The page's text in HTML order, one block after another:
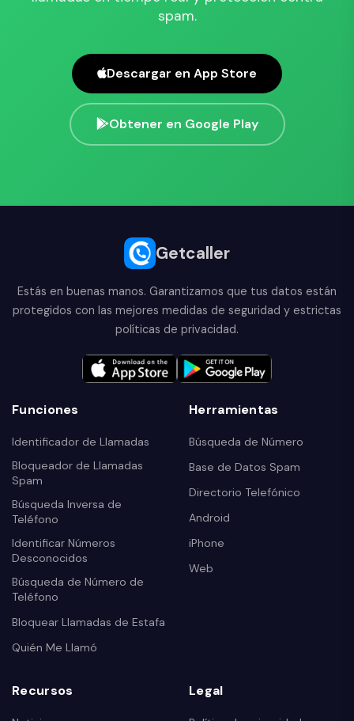
spam.
Descargar en App Store
Obtener en Google Play
Getcaller
Estás en buenas manos. Garantizamos que tus datos están
protegidos con las mejores medidas de seguridad y estrictas
políticas de privacidad.
Funciones
Identificador de Llamadas
Bloqueador de Llamadas
Spam
Búsqueda Inversa de
Teléfono
Identificar Números
Desconocidos
Búsqueda de Número de
Teléfono
Bloquear Llamadas de Estafa
Quién Me Llamó
Herramientas
Búsqueda de Número
Base de Datos Spam
Directorio Telefónico
Android
iPhone
Web
Recursos Legal